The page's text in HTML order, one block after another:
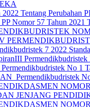
Tentang Perubahan
Nomor 57 Tahun 2021
7 2022
No 1
JENJANG